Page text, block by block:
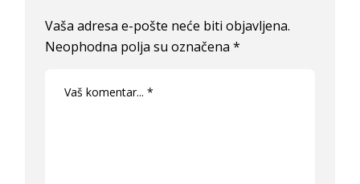
Vaša adresa e-pošte neće biti objavljena.
Neophodna polja su označena*